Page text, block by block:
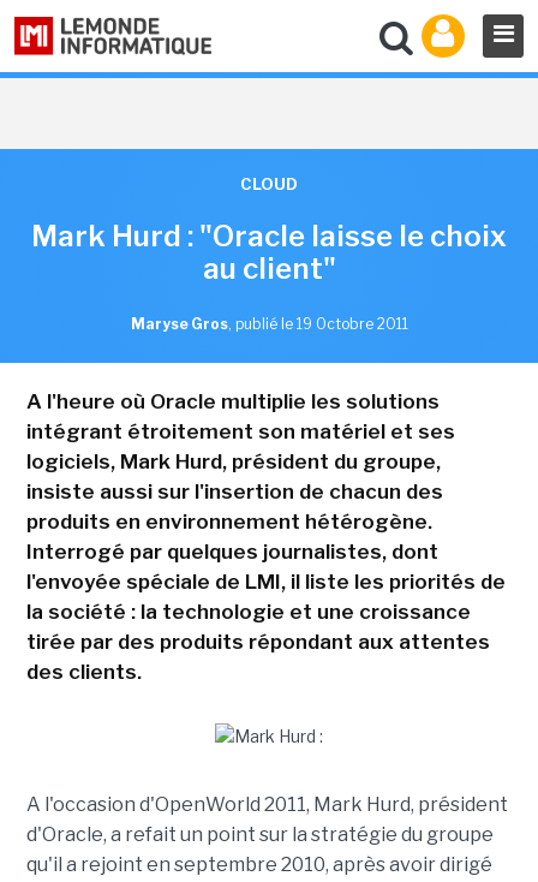
CLOUD
Mark Hurd : "Oracle laisse le choix
au client"
Maryse Gros, publié le 19 Octobre 2011
A l'heure où Oracle multiplie les solutions
intégrant étroitement son matériel et ses
logiciels, Mark Hurd, président du groupe,
insiste aussi sur l'insertion de chacun des
produits en environnement hétérogène.
Interrogé par quelques journalistes, dont
l'envoyée spéciale de LMI, il liste les priorités de
la société : la technologie et une croissance
tirée par des produits répondant aux attentes
des clients.
A l'occasion d'OpenWorld 2011, Mark Hurd, président
d'Oracle, a refait un point sur la stratégie du groupe
qu'il a rejoint en septembre 2010, après avoir dirigé